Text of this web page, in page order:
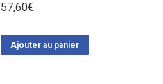
57,60€
Ajouter au panier